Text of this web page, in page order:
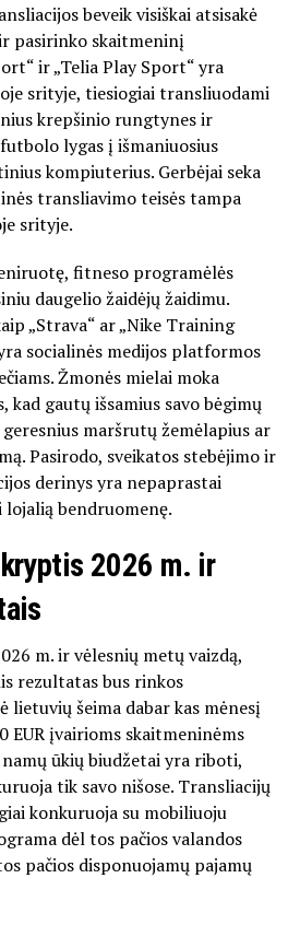
beveik visiškai atsisakė
pasirinko skaitmeninį
ir „Telia Play Sport“ yra
srityje, tiesiogiai transliuodami
krepšinio rungtynes ir
lygas į išmaniuosius
kompiuterius. Gerbėjai seka
transliavimo teisės tampa
srityje.
fitneso programėlės
daugelio žaidėjų žaidimu.
„Strava“ ar „Nike Training
socialinės medijos platformos
Žmonės mielai moka
kad gautų išsamius savo bėgimų
maršrutų žemėlapius ar
Pasirodo, sveikatos stebėjimo ir
derinys yra nepaprastai
lojalią bendruomenę.
2026 m. ir
m. ir vėlesnių metų vaizdą,
rezultatas bus rinkos
lietuvių šeima dabar kas mėnesį
EUR įvairioms skaitmeninėms
ūkių biudžetai yra riboti,
tik savo nišose. Transliacijų
konkuruoja su mobiliuoju
dėl tos pačios valandos
pačios disponuojamų pajamų